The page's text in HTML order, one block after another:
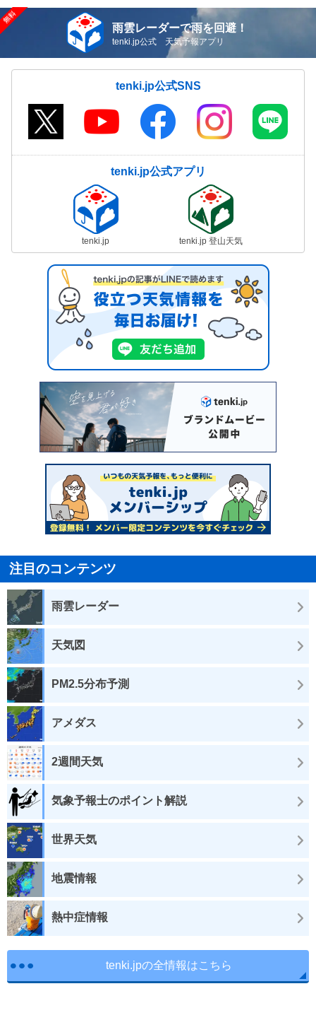
雨雲レーダーで雨を回避！
tenki.jp公式 天気予報アプリ
tenki.jp公式SNS
tenki.jp公式アプリ
tenki.jp tenki.jp 登山天気
注目のコンテンツ
雨雲レーダー
天気図
PM2.5分布予測
アメダス
2週間天気
気象予報士のポイント解説
世界天気
地震情報
熱中症情報
tenki.jpの全情報はこちら